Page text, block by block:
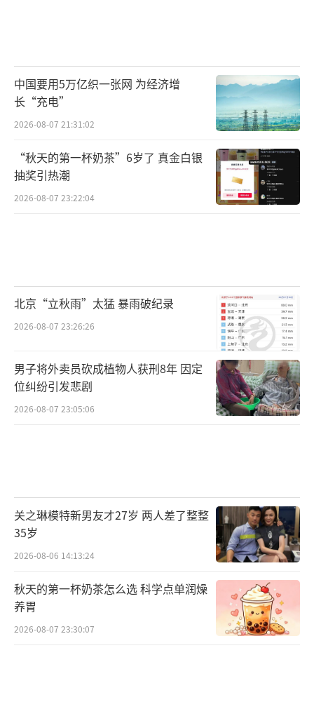
中国要用5万亿织一张网 为经济增
长“充电”
2026-08-07 21:31:02
“秋天的第一杯奶茶”6岁了 真金白银
抽奖引热潮
2026-08-07 23:22:04
北京“立秋雨”太猛 暴雨破纪录
2026-08-07 23:26:26
男子将外卖员砍成植物人获刑8年 因定
位纠纷引发悲剧
2026-08-07 23:05:06
关之琳模特新男友才27岁 两人差了整整
35岁
2026-08-06 14:13:24
秋天的第一杯奶茶怎么选 科学点单润燥
养胃
2026-08-07 23:30:07